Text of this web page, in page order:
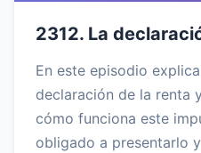
2312. La
En este episodio
declaración de la renta
cómo funciona este
obligado a presentarlo